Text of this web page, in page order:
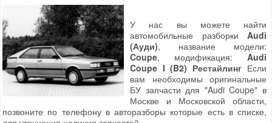
У нас вы можете найти
автомобильные разборки Audi
(Ауди), название модели:
Coupe, модификация: Audi
Coupe I (B2) Рестайлинг Если
вам необходимы оригинальные
БУ запчасти для "Audi Coupe" в
Москве и Московской области,
позвоните по телефону в авторазборы которые есть в списке,